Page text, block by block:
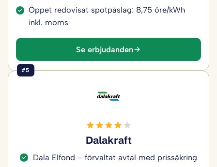
Öppet redovisat spotpåslag: 8,75 öre/kWh
inkl. moms
Se erbjudanden
#5
Dalakraft
Dala Elfond – förvaltat avtal med prissäkring